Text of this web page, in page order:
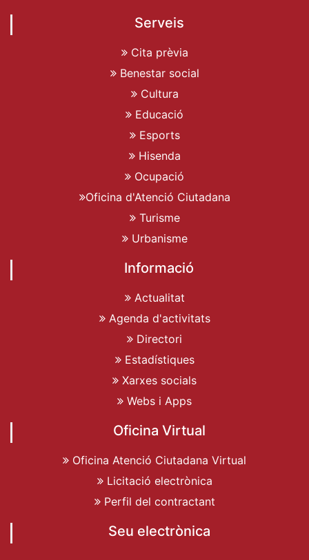
Serveis
Cita prèvia
Benestar social
Cultura
Educació
Esports
Hisenda
Ocupació
Oficina d'Atenció Ciutadana
Turisme
Urbanisme
Informació
Actualitat
Agenda d'activitats
Directori
Estadístiques
Xarxes socials
Webs i Apps
Oficina Virtual
Oficina Atenció Ciutadana Virtual
Licitació electrònica
Perfil del contractant
Seu electrònica